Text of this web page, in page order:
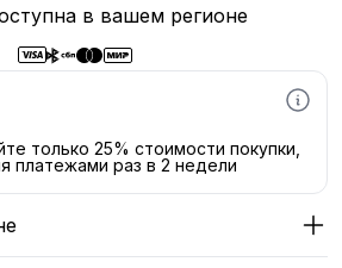
в вашем регионе
только 25% стоимости покупки,
платежами раз в 2 недели